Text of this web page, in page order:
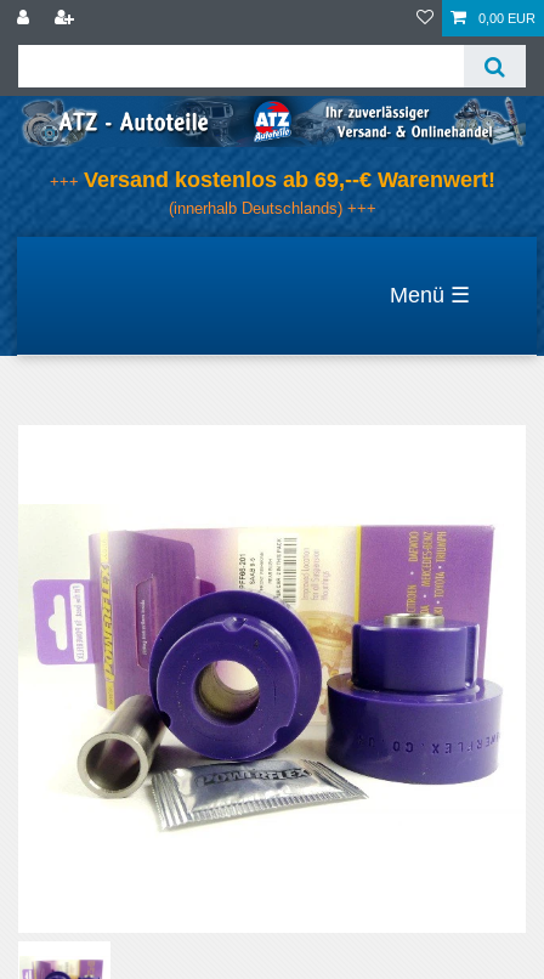
0,00 EUR
+++ Versand kostenlos ab 69,--€ Warenwert!
(innerhalb Deutschlands) +++
☰